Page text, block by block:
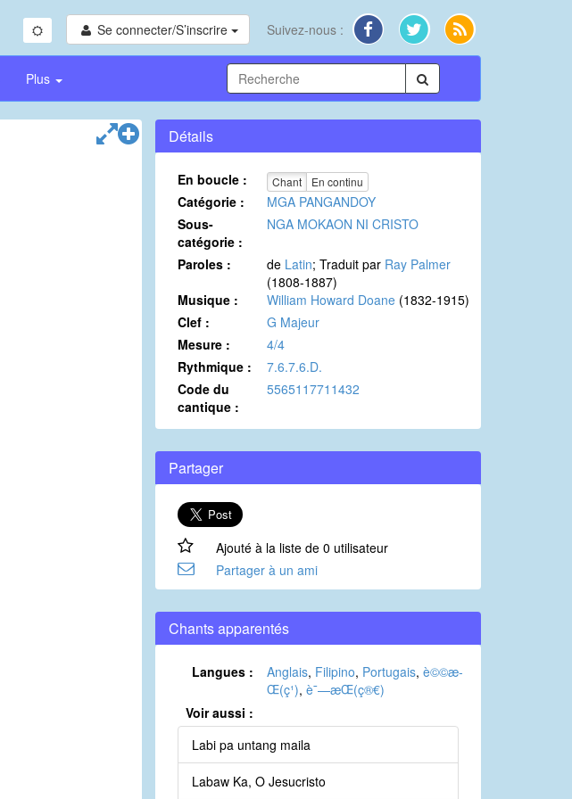
Se connecter/S’inscrire Suivez-nous :
Plus
Détails
En boucle : Chant En continu
Catégorie :
MGA PANGANDOY
Sous-
catégorie :
NGA MOKAON NI CRISTO
Paroles : de Latin; Traduit par Ray Palmer
(1808-1887)
Musique :
William Howard Doane (1832-1915)
Clef :
G Majeur
Mesure :
4/4
Rythmique :
7.6.7.6.D.
Code du
cantique :
5565117711432
Partager
Ajouté à la liste de 0 utilisateur
Partager à un ami
Chants apparentés
Langues : Anglais, Filipino, Portugais, è©©æ­
Œ(ç¹), è¯—æ­Œ(ç®€)
Voir aussi :
Labi pa untang maila
Labaw Ka, O Jesucristo